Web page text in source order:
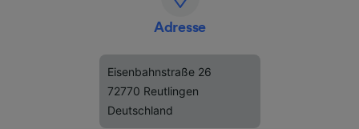
Adresse
Eisenbahnstraße 26
72770 Reutlingen
Deutschland